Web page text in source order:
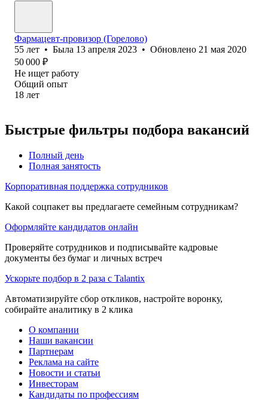
Фармацевт-провизор (Горелово)
55 лет • Была 13 апреля 2023 • Обновлено 21 мая 2020
50 000 ₽
Не ищет работу
Общий опыт
18 лет
Быстрые фильтры подбора вакансий
Полный день
Полная занятость
Корпоративная поддержка сотрудников
Какой соцпакет вы предлагаете семейным сотрудникам?
Оформляйте кандидатов онлайн
Проверяйте сотрудников и подписывайте кадровые
документы без бумаг и личных встреч
Ускорьте подбор в 2 раза с Talantix
Автоматизируйте сбор откликов, настройте воронку,
собирайте аналитику в 2 клика
О компании
Наши вакансии
Партнерам
Реклама на сайте
Новости и статьи
Инвесторам
Кандидаты по профессиям